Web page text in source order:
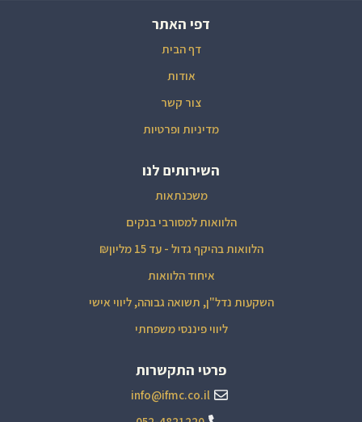
דפי האתר
דף הבית
אודות
צור קשר
מדיניות ופרטיות
השירותים לנו
משכנתאות
הלוואות למסורבי בנקים
הלוואות בהיקף גדול - עד 15 מליון₪
איחוד הלוואות
השקעות נדל"ן, תשואה גבוהה, ליווי אישי
ליווי פיננסי משפחתי
פרטי התקשרות
info@ifmc.co.il